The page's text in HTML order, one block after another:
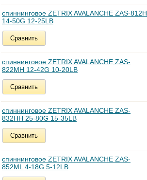
спиннинговое ZETRIX AVALANCHE ZAS-812H
14-50G 12-25LB
Сравнить
спиннинговое ZETRIX AVALANCHE ZAS-
822MH 12-42G 10-20LB
Сравнить
спиннинговое ZETRIX AVALANCHE ZAS-
832HH 25-80G 15-35LB
Сравнить
спиннинговое ZETRIX AVALANCHE ZAS-
852ML 4-18G 5-12LB